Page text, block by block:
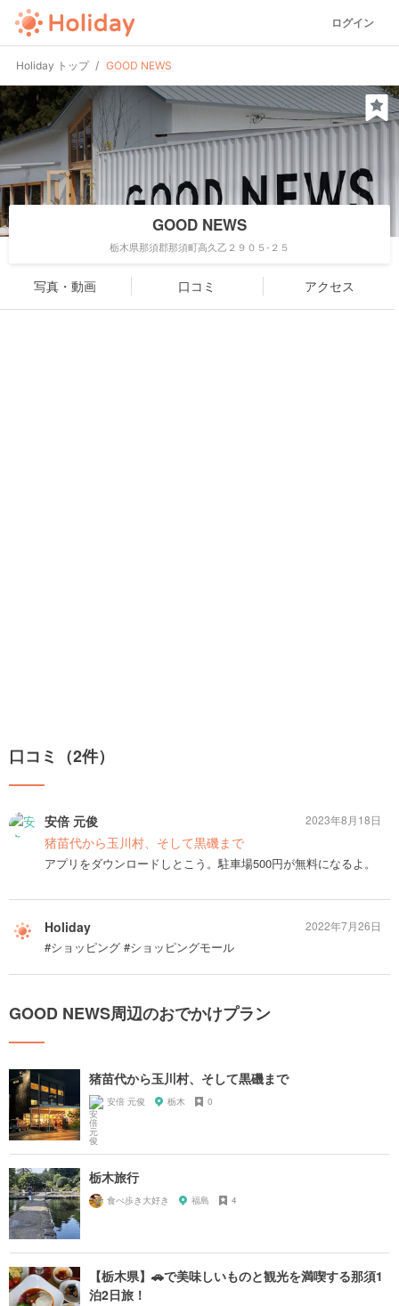
ログイン
Holiday トップ GOOD NEWS
GOOD NEWS
栃木県那須郡那須町高久乙２９０５-２５
写真・動画 口コミ アクセス
口コミ（2件）
安倍 元俊
猪苗代から玉川村、そして黒磯まで
アプリをダウンロードしとこう。駐車場500円が無料になるよ。
2023年8月18日
Holiday
#ショッピング #ショッピングモール
2022年7月26日
GOOD NEWS周辺のおでかけプラン
猪苗代から玉川村、そして黒磯まで
安倍 元俊 栃木 0
栃木旅行
食べ歩き大好き 福島 4
【栃木県】🚗で美味しいものと観光を満喫する那須1
泊2日旅！